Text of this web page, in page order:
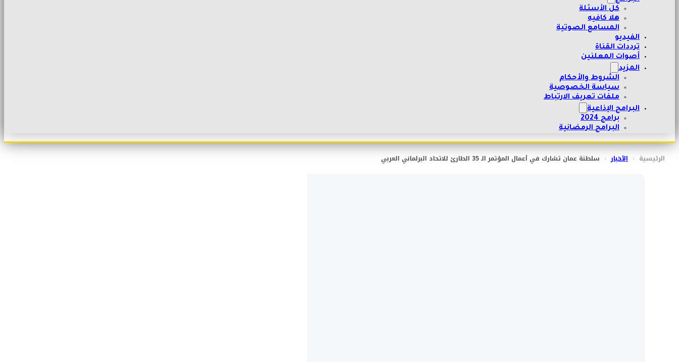
كل الأسئلة
هلا كافيه
المسامع الصوتية
الفيديو
ترددات القناة
أصوات المعلنين
المزيد
الشروط والأحكام
سياسة الخصوصية
ملفات تعريف الارتباط
البرامج الإذاعية
برامج 2024
البرامج الرمضانية
الرئيسية ‹ الأخبار ‹ سلطنة عمان تشارك في أعمال المؤتمر الـ 35 الطارئ للاتحاد البرلماني العربي